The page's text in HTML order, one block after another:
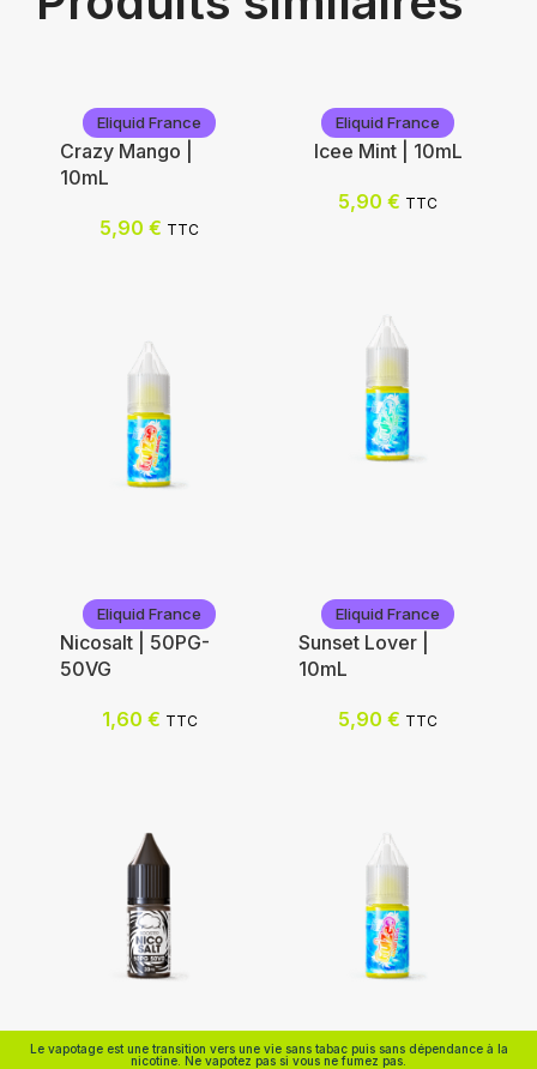
Eliquid France
Crazy Mango |
10mL
5,90 € TTC
Choix des options
Eliquid France
Icee Mint | 10mL
5,90 € TTC
Nicotine (mg/mL) :
Choix des options
Eliquid France
Nicosalt | 50PG-
50VG
1,60 € TTC
Eliquid France
Sunset Lover |
10mL
5,90 € TTC
Le vapotage est une transition vers une vie sans tabac puis sans dépendance à la
nicotine. Ne vapotez pas si vous ne fumez pas.